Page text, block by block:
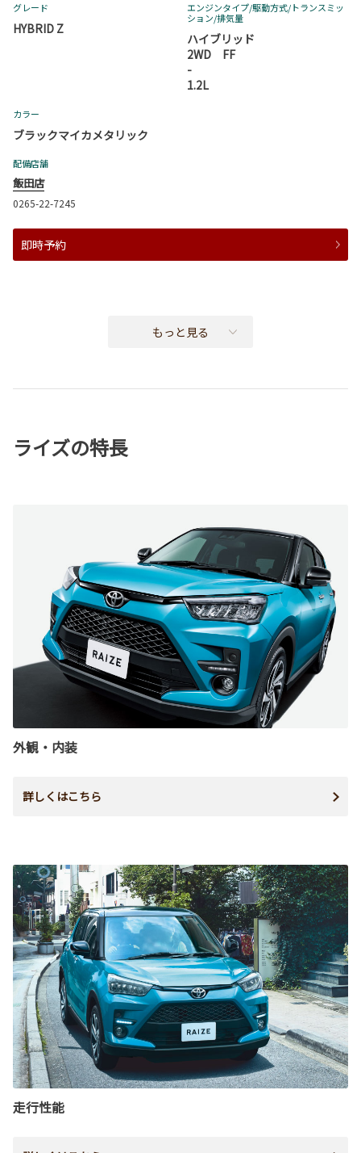
グレード
HYBRID Z
エンジンタイプ/駆動方式/トランスミッ
ション/排気量
ハイブリッド
2WD FF
-
1.2L
カラー
ブラックマイカメタリック
配備店舗
飯田店
0265-22-7245
即時予約
もっと見る
ライズの特長
外観・内装
詳しくはこちら
走行性能